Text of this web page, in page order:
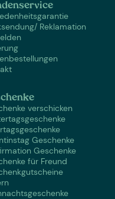
Reklamation
verschicken
Geschenke
Geschenke
für Freund